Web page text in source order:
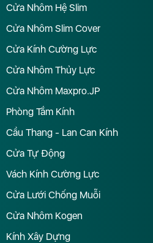
Cửa Nhôm Hệ Slim
Cửa Nhôm Slim Cover
Cửa Kính Cường Lực
Cửa Nhôm Thủy Lực
Cửa Nhôm Maxpro.JP
Phòng Tắm Kính
Cầu Thang - Lan Can Kính
Cửa Tự Động
Vách Kính Cường Lực
Cửa Lưới Chống Muỗi
Cửa Nhôm Kogen
Kính Xây Dựng